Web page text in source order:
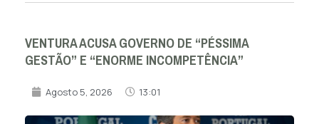
VENTURA ACUSA GOVERNO DE “PÉSSIMA
GESTÃO” E “ENORME INCOMPETÊNCIA”
Agosto 5, 2026 13:01